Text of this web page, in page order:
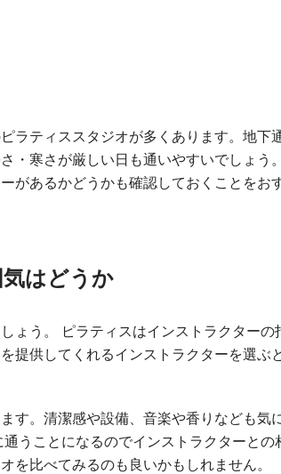
ラティススタジオが多くあります。地下
・寒さが厳しい日も通いやすいでしょう
があるかどうかも確認しておくことをお
はどうか
ょう。 ピラティスはインストラクターの
提供してくれるインストラクターを選ぶ
す。清潔感や設備、音楽や香りなども気
うことになるのでインストラクターとの
を比べてみるのも良いかもしれません。